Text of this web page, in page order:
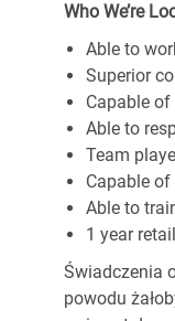
Who We’re
Able to
Superior
Capable
Able to
Team
Capable
Able to
1 year
Świadczenia
powodu